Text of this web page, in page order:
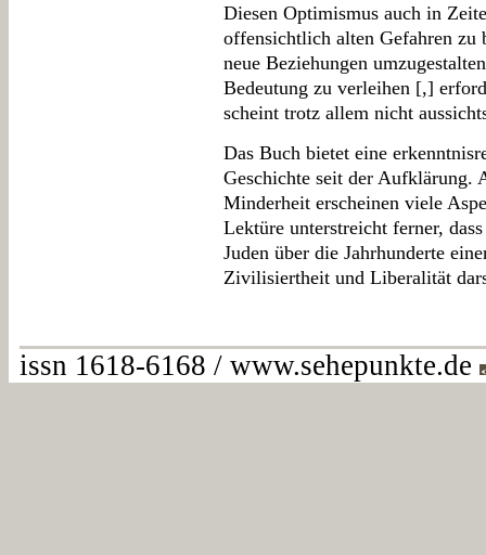
Diesen Optimismus auch in
offensichtlich alten Gefahren
neue Beziehungen
Bedeutung zu verleihen [,]
scheint trotz allem nicht
Das Buch bietet eine
Geschichte seit der Aufklärung.
Minderheit erscheinen viele
Lektüre unterstreicht ferner,
Juden über die Jahrhunderte
Zivilisiertheit und Liberalität
issn 1618-6168 / www.sehepunkte.de